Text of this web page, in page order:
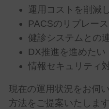
運用コストを削減
PACSのリプレー
健診システムとの
DX推進を進めたい
情報セキュリティ
現在の運用状況をお伺
方法をご提案いたします